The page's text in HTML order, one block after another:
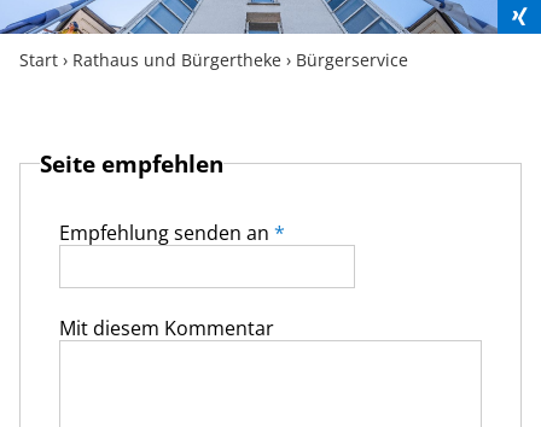
Start › Rathaus und Bürgertheke › Bürgerservice
Seite empfehlen
Empfehlung senden an *
Mit diesem Kommentar